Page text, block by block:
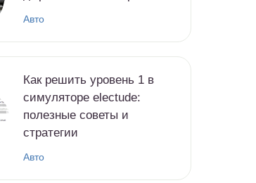
Авто
Как решить уровень 1 в
симуляторе electude:
полезные советы и
стратегии
Авто